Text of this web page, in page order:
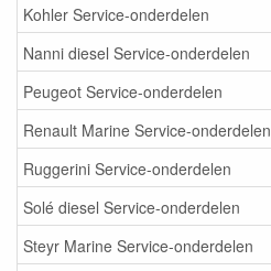
Kohler Service-onderdelen
Nanni diesel Service-onderdelen
Peugeot Service-onderdelen
Renault Marine Service-onderdelen
Ruggerini Service-onderdelen
Solé diesel Service-onderdelen
Steyr Marine Service-onderdelen